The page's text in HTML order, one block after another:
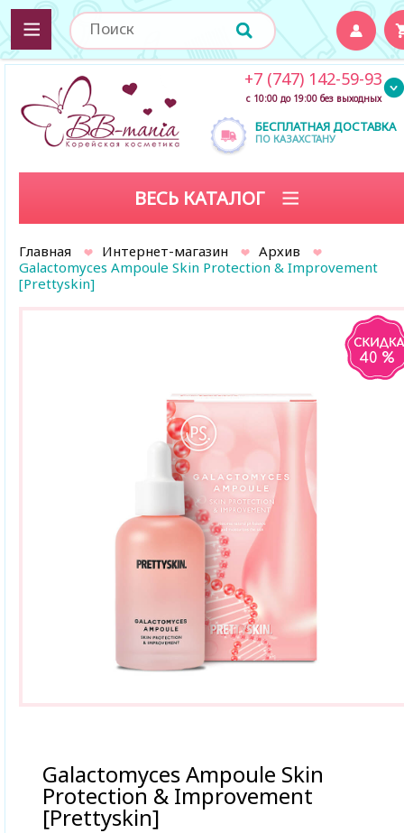
БЕСПЛАТНАЯ ДОСТАВКА
ПО КАЗАХСТАНУ
+7 (747) 142-59-93
с 10:00 до 19:00 без выходных
ВЕСЬ КАТАЛОГ
Главная Интернет-магазин
Архив
Galactomyces Ampoule Skin Protection & Improvement
[Prettyskin]
40 %
Galactomyces Ampoule Skin
Protection & Improvement
[Prettyskin]